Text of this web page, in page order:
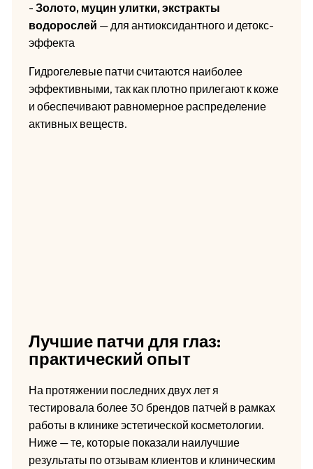
- Золото, муцин улитки, экстракты
водорослей — для антиоксидантного и детокс-
эффекта
Гидрогелевые патчи считаются наиболее
эффективными, так как плотно прилегают к коже
и обеспечивают равномерное распределение
активных веществ.
Лучшие патчи для глаз:
практический опыт
На протяжении последних двух лет я
тестировала более 30 брендов патчей в рамках
работы в клинике эстетической косметологии.
Ниже — те, которые показали наилучшие
результаты по отзывам клиентов и клиническим